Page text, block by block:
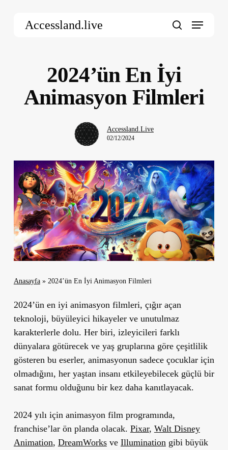
Accessland.live Menu
2024’ün En İyi
Animasyon Filmleri
Accessland.Live
02/12/2024
Anasayfa» 2024’ün En İyi Animasyon Filmleri
2024’ün en iyi animasyon filmleri, çığır açan
teknoloji, büyüleyici hikayeler ve unutulmaz
karakterlerle dolu. Her biri, izleyicileri farklı
dünyalara götürecek ve yaş gruplarına göre çeşitlilik
gösteren bu eserler, animasyonun sadece çocuklar için
olmadığını, her yaştan insanı etkileyebilecek güçlü bir
sanat formu olduğunu bir kez daha kanıtlayacak.
2024 yılı için animasyon film programında,
franchise’lar ön planda olacak. Pixar, Walt Disney
Animation, DreamWorksve Illumination gibi büyük